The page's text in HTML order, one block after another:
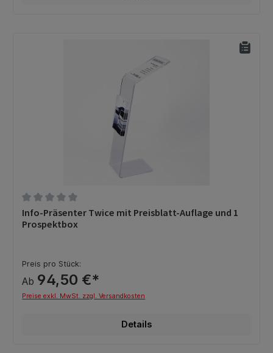
Durchschnittliche Bewertung von 0 von 5 Sternen
Info-Präsenter Twice mit Preisblatt-Auflage und 1
Prospektbox
Preis pro Stück:
Ab 94,50 €*
Preise exkl. MwSt. zzgl. Versandkosten
Details